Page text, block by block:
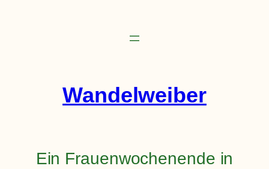
Wandelweiber
Ein Frauenwochenende in